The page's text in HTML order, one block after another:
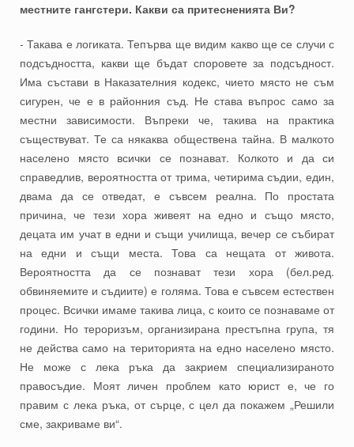
местните гангстери. Какви са притесненията Ви?
- Такава е логиката. Тепърва ще видим какво ще се случи с
подсъдността, какви ще бъдат споровете за подсъдност.
Има състави в Наказателния кодекс, чието място не съм
сигурен, че е в районния съд. Не става въпрос само за
местни зависимости. Въпреки че, такива на практика
съществуват. Те са някаква обществена тайна. В малкото
населено място всички се познават. Колкото и да си
справедлив, вероятността от трима, четирима съдии, един,
двама да се отведат, е съвсем реална. По простата
причина, че тези хора живеят на едно и също място,
децата им учат в едни и същи училища, вечер се събират
на едни и същи места. Това са нещата от живота.
Вероятността да се познават тези хора (бел.ред.
обвиняемите и съдиите) е голяма. Това е съвсем естествен
процес. Всички имаме такива лица, с които се познаваме от
години. Но тероризъм, организирана престъпна група, тя
не действа само на територията на едно населено място.
Не може с лека ръка да закрием специализираното
правосъдие. Моят личен проблем като юрист е, че го
правим с лека ръка, от сърце, с цел да покажем „Решили
сме, закриваме ви“.